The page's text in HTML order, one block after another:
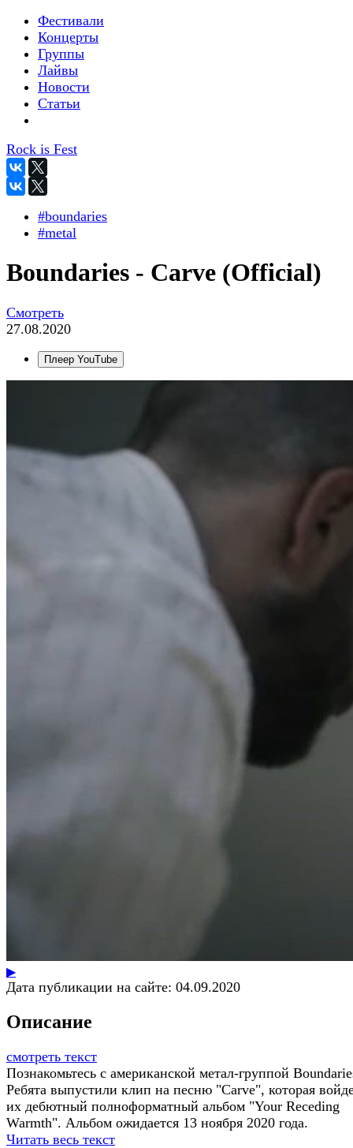
Фестивали
Концерты
Группы
Лайвы
Новости
Статьи
Rock is Fest
#boundaries
#metal
Boundaries - Carve (Official)
Смотреть
27.08.2020
Плеер YouTube
▶
Дата публикации на сайте: 04.09.2020
Описание
смотреть текст
Познакомьтесь с американской метал-группой
Ребята выпустили клип на песню "Carve", которая
их дебютный полноформатный альбом "Your Receding
Warmth". Альбом ожидается 13 ноября 2020 года.
Читать весь текст